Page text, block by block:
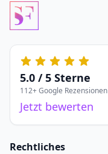
5.0 / 5 Sterne
112+ Google Rezensionen
Jetzt bewerten
Rechtliches